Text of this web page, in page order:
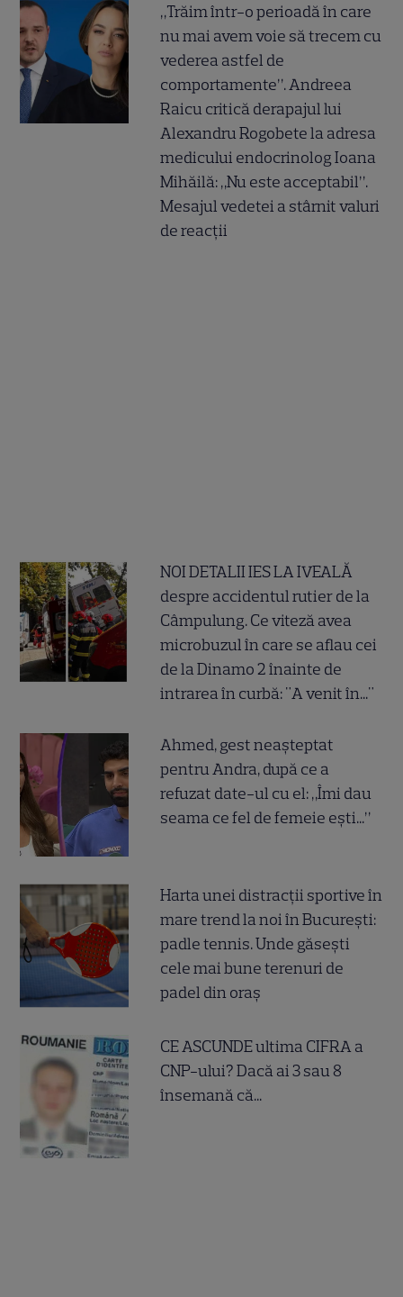
„Trăim într-o perioadă în care
nu mai avem voie să trecem cu
vederea astfel de
comportamente”. Andreea
Raicu critică derapajul lui
Alexandru Rogobete la adresa
medicului endocrinolog Ioana
Mihăilă: „Nu este acceptabil”.
Mesajul vedetei a stârnit valuri
de reacții
NOI DETALII IES LA IVEALĂ
despre accidentul rutier de la
Câmpulung. Ce viteză avea
microbuzul în care se aflau cei
de la Dinamo 2 înainte de
intrarea în curbă: "A venit în..."
Ahmed, gest neașteptat
pentru Andra, după ce a
refuzat date-ul cu el: „Îmi dau
seama ce fel de femeie ești...”
Harta unei distracții sportive în
mare trend la noi în București:
padle tennis. Unde găsești
cele mai bune terenuri de
padel din oraș
CE ASCUNDE ultima CIFRA a
CNP-ului? Dacă ai 3 sau 8
însemană că...